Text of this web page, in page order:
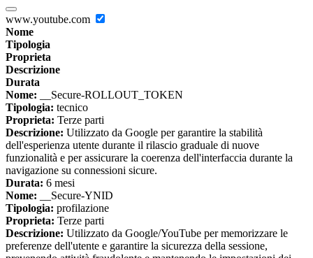
www.youtube.com
Nome
Tipologia
Proprieta
Descrizione
Durata
Nome: __Secure-ROLLOUT_TOKEN
Tipologia: tecnico
Proprieta: Terze parti
Descrizione: Utilizzato da Google per garantire la stabilità
dell'esperienza utente durante il rilascio graduale di nuove
funzionalità e per assicurare la coerenza dell'interfaccia durante la
navigazione su connessioni sicure.
Durata: 6 mesi
Nome: __Secure-YNID
Tipologia: profilazione
Proprieta: Terze parti
Descrizione: Utilizzato da Google/YouTube per memorizzare le
preferenze dell'utente e garantire la sicurezza della sessione,